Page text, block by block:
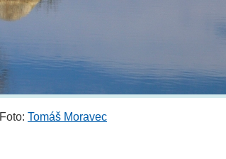
Foto: Tomáš Moravec